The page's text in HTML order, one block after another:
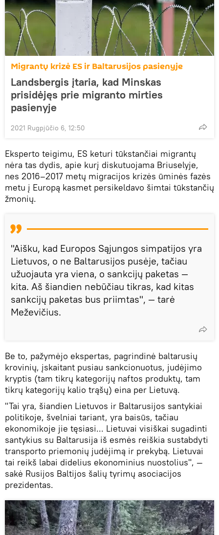
Migrantų krizė ES ir Baltarusijos pasienyje
Landsbergis įtaria, kad Minskas
prisidėjęs prie migranto mirties
pasienyje
2021 Rugpjūčio 6, 12:50
Eksperto teigimu, ES keturi tūkstančiai migrantų
nėra tas dydis, apie kurį diskutuojama Briuselyje,
nes 2016–2017 metų migracijos krizės ūminės fazės
metu į Europą kasmet persikeldavo šimtai tūkstančių
žmonių.
"Aišku, kad Europos Sąjungos simpatijos yra
Lietuvos, o ne Baltarusijos pusėje, tačiau
užuojauta yra viena, o sankcijų paketas —
kita. Aš šiandien nebūčiau tikras, kad kitas
sankcijų paketas bus priimtas", — tarė
Meževičius.
Be to, pažymėjo ekspertas, pagrindinė baltarusių
krovinių, įskaitant pusiau sankcionuotus, judėjimo
kryptis (tam tikrų kategorijų naftos produktų, tam
tikrų kategorijų kalio trąšų) eina per Lietuvą.
"Tai yra, šiandien Lietuvos ir Baltarusijos santykiai
politikoje, švelniai tariant, yra baisūs, tačiau
ekonomikoje jie tęsiasi... Lietuvai visiškai sugadinti
santykius su Baltarusija iš esmės reiškia sustabdyti
transporto priemonių judėjimą ir prekybą. Lietuvai
tai reikš labai didelius ekonominius nuostolius", —
sakė Rusijos Baltijos šalių tyrimų asociacijos
prezidentas.